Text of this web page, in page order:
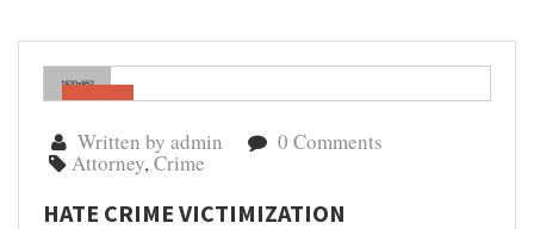
Gen
04
Written by admin 0 Comments
Attorney,Crime
HATE CRIME VICTIMIZATION